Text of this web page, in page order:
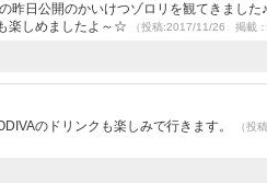
昨日公開のかいけつゾロリを観てきました
楽しめましたよ～☆
（投稿:2017/11/26 掲載
のドリンクも楽しみで行きます。
（投